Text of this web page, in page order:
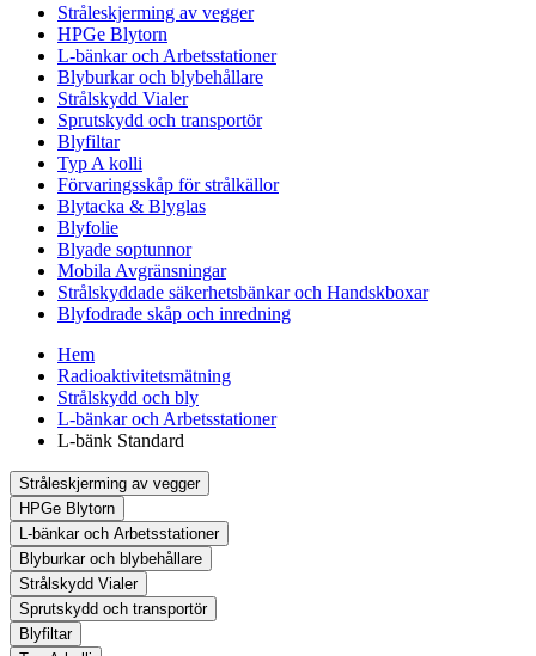
Stråleskjerming av vegger
HPGe Blytorn
L-bänkar och Arbetsstationer
Blyburkar och blybehållare
Strålskydd Vialer
Sprutskydd och transportör
Blyfiltar
Typ A kolli
Förvaringsskåp för strålkällor
Blytacka & Blyglas
Blyfolie
Blyade soptunnor
Mobila Avgränsningar
Strålskyddade säkerhetsbänkar och Handskboxar
Blyfodrade skåp och inredning
Hem
Radioaktivitetsmätning
Strålskydd och bly
L-bänkar och Arbetsstationer
L-bänk Standard
Stråleskjerming av vegger
HPGe Blytorn
L-bänkar och Arbetsstationer
Blyburkar och blybehållare
Strålskydd Vialer
Sprutskydd och transportör
Blyfiltar